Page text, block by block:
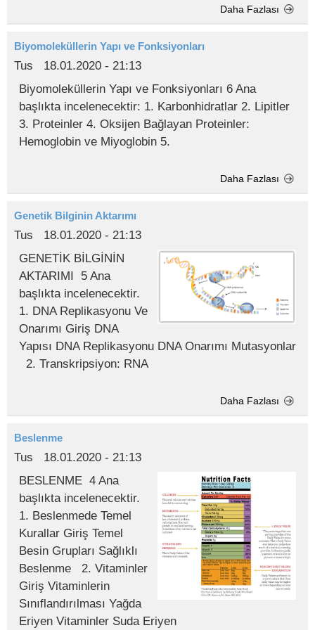
Daha Fazlası
Biyomoleküllerin Yapı ve Fonksiyonları
Tus
18.01.2020 - 21:13
Biyomoleküllerin Yapı ve Fonksiyonları 6 Ana
başlıkta incelenecektir: 1. Karbonhidratlar 2. Lipitler
3. Proteinler 4. Oksijen Bağlayan Proteinler:
Hemoglobin ve Miyoglobin 5.
Daha Fazlası
Genetik Bilginin Aktarımı
Tus
18.01.2020 - 21:13
GENETİK BİLGİNİN
AKTARIMI 5 Ana
başlıkta incelenecektir.
1. DNA Replikasyonu Ve
Onarımı Giriş DNA
Yapısı DNA Replikasyonu DNA Onarımı Mutasyonlar
2. Transkripsiyon: RNA
Daha Fazlası
Beslenme
Tus
18.01.2020 - 21:13
BESLENME 4 Ana
başlıkta incelenecektir.
1. Beslenmede Temel
Kurallar Giriş Temel
Besin Grupları Sağlıklı
Beslenme 2. Vitaminler
Giriş Vitaminlerin
Sınıflandırılması Yağda
Eriyen Vitaminler Suda Eriyen